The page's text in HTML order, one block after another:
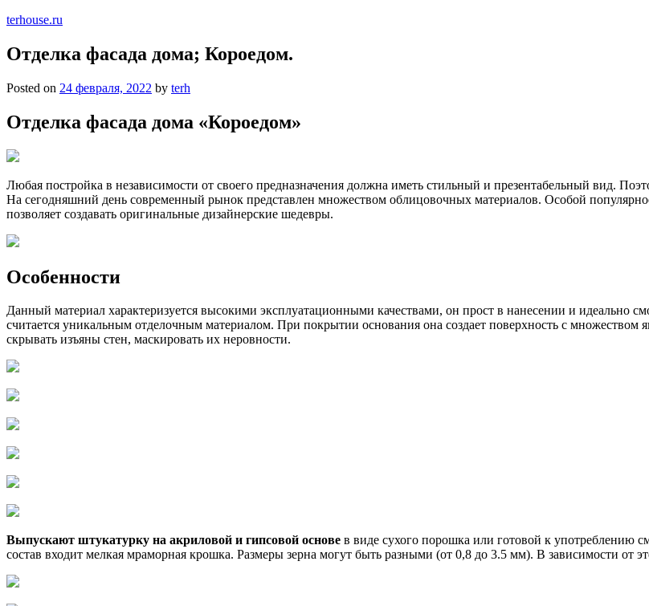
terhouse.ru
Отделка фасада дома; Короедом.
Posted on 24 февраля, 2022 by terh
Отделка фасада дома «Короедом»
Любая постройка в независимости от своего предназначения должна иметь стильный и презентабельный вид.
На сегодняшний день современный рынок представлен множеством облицовочных материалов. Особой
позволяет создавать оригинальные дизайнерские шедевры.
Особенности
Данный материал характеризуется высокими эксплуатационными качествами, он прост в нанесении и идеально
считается уникальным отделочным материалом. При покрытии основания она создает поверхность с
скрывать изъяны стен, маскировать их неровности.
Выпускают штукатурку на акриловой и гипсовой основе в виде сухого порошка или готовой к употреблению
состав входит мелкая мраморная крошка. Размеры зерна могут быть разными (от 0,8 до 3.5 мм). В зависимости от